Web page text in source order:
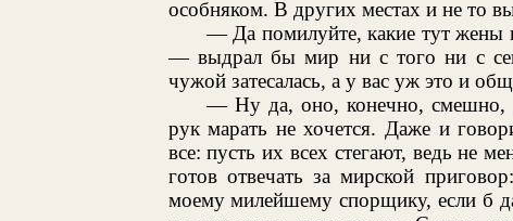
особняком. В других местах и не то
— Да помилуйте, какие тут
— выдрал бы мир ни с того ни с
чужой затесалась, а у вас уж это и
— Ну да, оно, конечно, смешно,
рук марать не хочется. Даже и
все: пусть их всех стегают, ведь не
готов отвечать за мирской
моему милейшему спорщику, если б